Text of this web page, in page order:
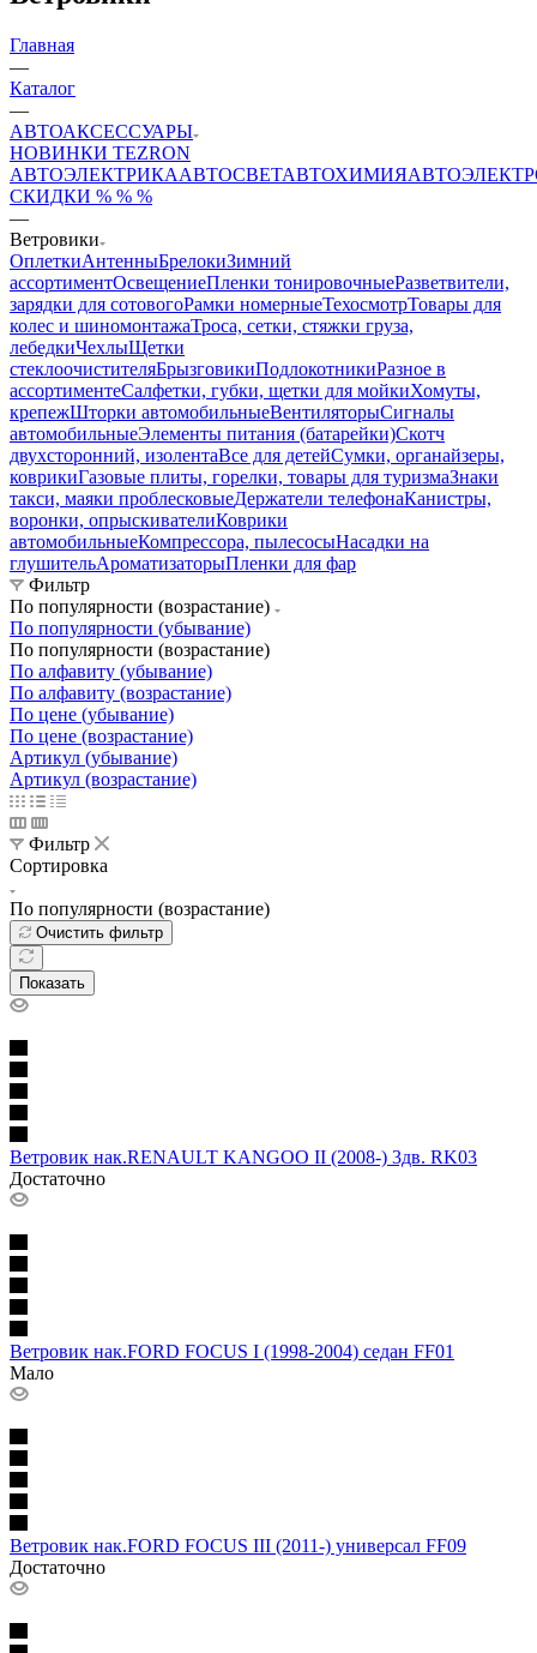
Главная
—
Каталог
—
АВТОАКСЕССУАРЫ
НОВИНКИ TEZRON
АВТОЭЛЕКТРИКААВТОСВЕТАВТОХИМИЯ
СКИДКИ % % %
—
Ветровики
ОплеткиАнтенныБрелокиЗимний
ассортиментОсвещениеПленки тонировочныеРазветвители,
зарядки для сотовогоРамки номерныеТехосмотрТовары для
колес и шиномонтажаТроса, сетки, стяжки груза,
лебедкиЧехлыЩетки
стеклоочистителяБрызговикиПодлокотникиРазное в
ассортиментеСалфетки, губки, щетки для мойкиХомуты,
крепежШторки автомобильныеВентиляторыСигналы
автомобильныеЭлементы питания (батарейки)Скотч
двухсторонний, изолентаВсе для детейСумки, органайзеры,
коврикиГазовые плиты, горелки, товары для туризмаЗнаки
такси, маяки проблесковыеДержатели телефонаКанистры,
воронки, опрыскивателиКоврики
автомобильныеКомпрессора, пылесосыНасадки на
глушительАроматизаторыПленки для фар
Фильтр
По популярности (возрастание)
По популярности (убывание)
По популярности (возрастание)
По алфавиту (убывание)
По алфавиту (возрастание)
По цене (убывание)
По цене (возрастание)
Артикул (убывание)
Артикул (возрастание)
Фильтр
Сортировка
По популярности (возрастание)
Очистить фильтр
Показать
Ветровик нак.RENAULT KANGOO II (2008-) 3дв. RK03
Достаточно
Ветровик нак.FORD FOCUS I (1998-2004) седан FF01
Мало
Ветровик нак.FORD FOCUS III (2011-) универсал FF09
Достаточно